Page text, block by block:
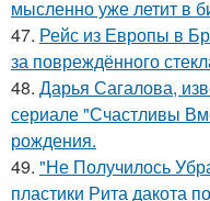
мысленно уже летит в
47. Рейс из Европы в
за повреждённого
48. Дарья Сагалова,
сериале "Счастливы
рождения.
49. "Не Получилось
пластики Рита дакота